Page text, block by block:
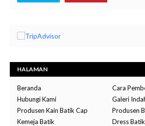
HALAMAN
Beranda
Cara
Hubungi Kami
Galeri
Produsen Kain Batik Cap
Produsen
Kemeja Batik
Dress Batik